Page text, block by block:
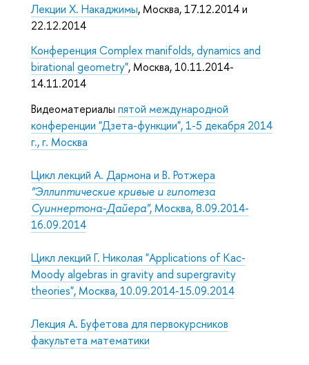
Лекции Х. Накаджимы, Москва, 17.12.2014 и
22.12.2014
Конференция Complex manifolds, dynamics and
birational geometry", Москва, 10.11.2014-
14.11.2014
Видеоматериалы пятой международной
конференции "Дзета-функции", 1-5 декабря 2014
г., г. Москва
Цикл лекций А. Дармона и В. Ротжера
"Эллиптические кривые и гипотеза
Суиннертона-Дайера", Москва, 8.09.2014-
16.09.2014
Цикл лекций Г. Николая "Applications of Kac-
Moody algebras in gravity and supergravity
theories", Москва, 10.09.2014-15.09.2014
Лекция А. Буфетова для первокурсников
факультета математики